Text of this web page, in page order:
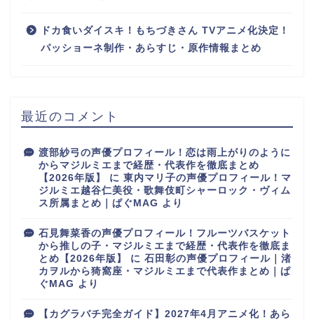
ドカ食いダイスキ！もちづきさん TVアニメ化決定！
パッショーネ制作・あらすじ・原作情報まとめ
最近のコメント
渡部紗弓の声優プロフィール！恋は雨上がりのように
からマジルミエまで経歴・代表作を徹底まとめ
【2026年版】
に 東内マリ子の声優プロフィール！マ
ジルミエ越谷仁美役・歌舞伎町シャーロック・ヴィム
ス所属まとめ｜ぱぐMAG より
石見舞菜香の声優プロフィール！フルーツバスケット
から推しの子・マジルミエまで経歴・代表作を徹底ま
とめ【2026年版】
に 石田彰の声優プロフィール｜渚
カヲルから猗窩座・マジルミエまで代表作まとめ｜ぱ
ぐMAG より
【カグラバチ完全ガイド】2027年4月アニメ化！あら